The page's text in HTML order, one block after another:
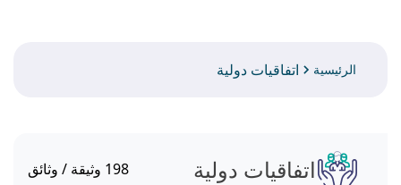
الرئيسية اتفاقيات دولية
اتفاقيات دولية 198 وثيقة / وثائق